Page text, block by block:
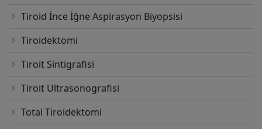
Tiroid İnce İğne Aspirasyon Biyopsisi
Tiroidektomi
Tiroit Sintigrafisi
Tiroit Ultrasonografisi
Total Tiroidektomi